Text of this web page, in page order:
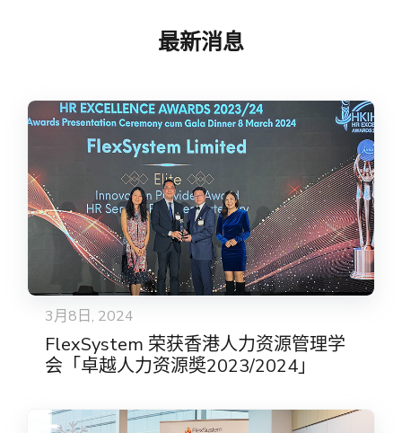
最新消息
3月8日, 2024
FlexSystem 荣获香港人力资源管理学
会「卓越人力资源奬2023/2024」